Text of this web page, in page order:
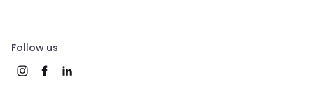
Follow us